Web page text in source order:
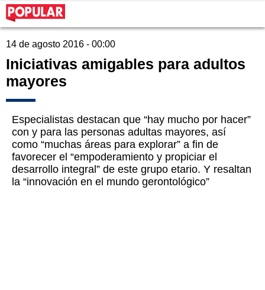
14 de agosto 2016 - 00:00
Iniciativas amigables para adultos
mayores
Especialistas destacan que “hay mucho por hacer”
con y para las personas adultas mayores, así
como “muchas áreas para explorar” a fin de
favorecer el “empoderamiento y propiciar el
desarrollo integral” de este grupo etario. Y resaltan
la “innovación en el mundo gerontológico”